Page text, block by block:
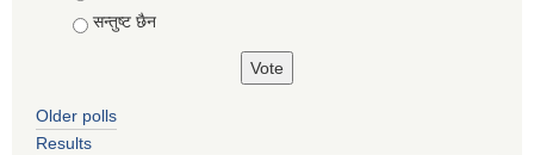
सन्तुष्ट छैन
Older polls
Results